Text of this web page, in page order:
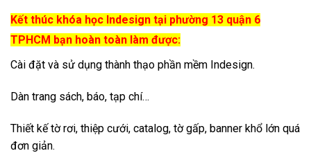
Kết thúc khóa học Indesign tại phường 13 quận 6
TPHCM bạn hoàn toàn làm được:
Cài đặt và sử dụng thành thạo phần mềm Indesign.
Dàn trang sách, báo, tạp chí…
Thiết kế tờ rơi, thiệp cưới, catalog, tờ gấp, banner khổ lớn quá
đơn giản.